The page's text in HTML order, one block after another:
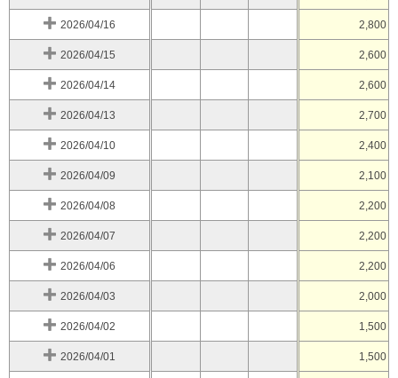
2026/04/16 2,800
2026/04/15 2,600
2026/04/14 2,600
2026/04/13 2,700
2026/04/10 2,400
2026/04/09 2,100
2026/04/08 2,200
2026/04/07 2,200
2026/04/06 2,200
2026/04/03 2,000
2026/04/02 1,500
2026/04/01 1,500